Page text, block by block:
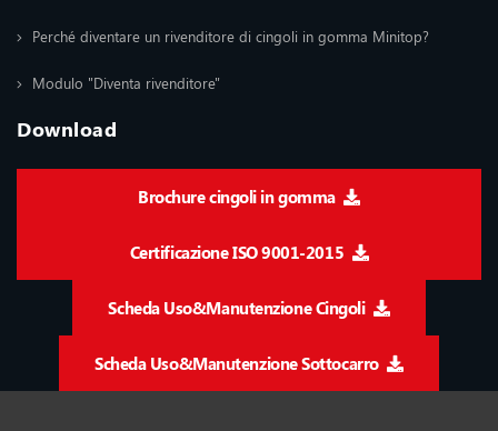
Perché diventare un rivenditore di cingoli in gomma Minitop?
Modulo "Diventa rivenditore"
Download
Brochure cingoli in gomma
Certificazione ISO 9001-2015
Scheda Uso&Manutenzione Cingoli
Scheda Uso&Manutenzione Sottocarro